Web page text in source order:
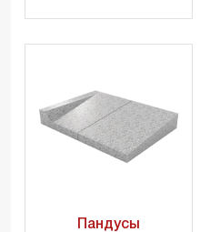
Пандусы